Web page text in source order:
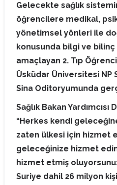
Gelecekte sağlık
öğrencilere medikal,
yönetimsel yönleri ile
konusunda bilgi ve bilinç
amaçlayan 2. Tıp
Üsküdar Üniversitesi NP
Sina Oditoryumunda
Sağlık Bakan Yardımcısı
“Herkes kendi
zaten ülkesi için hizmet
geleceğinize hizmet
hizmet etmiş
Suriye dahil 26 milyon